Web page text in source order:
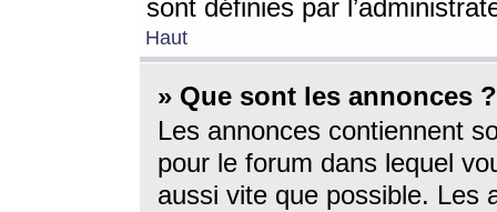
sont définies par
Haut
» Que sont les annonces ?
Les annonces contiennent
pour le forum dans lequel
aussi vite que possible. Les